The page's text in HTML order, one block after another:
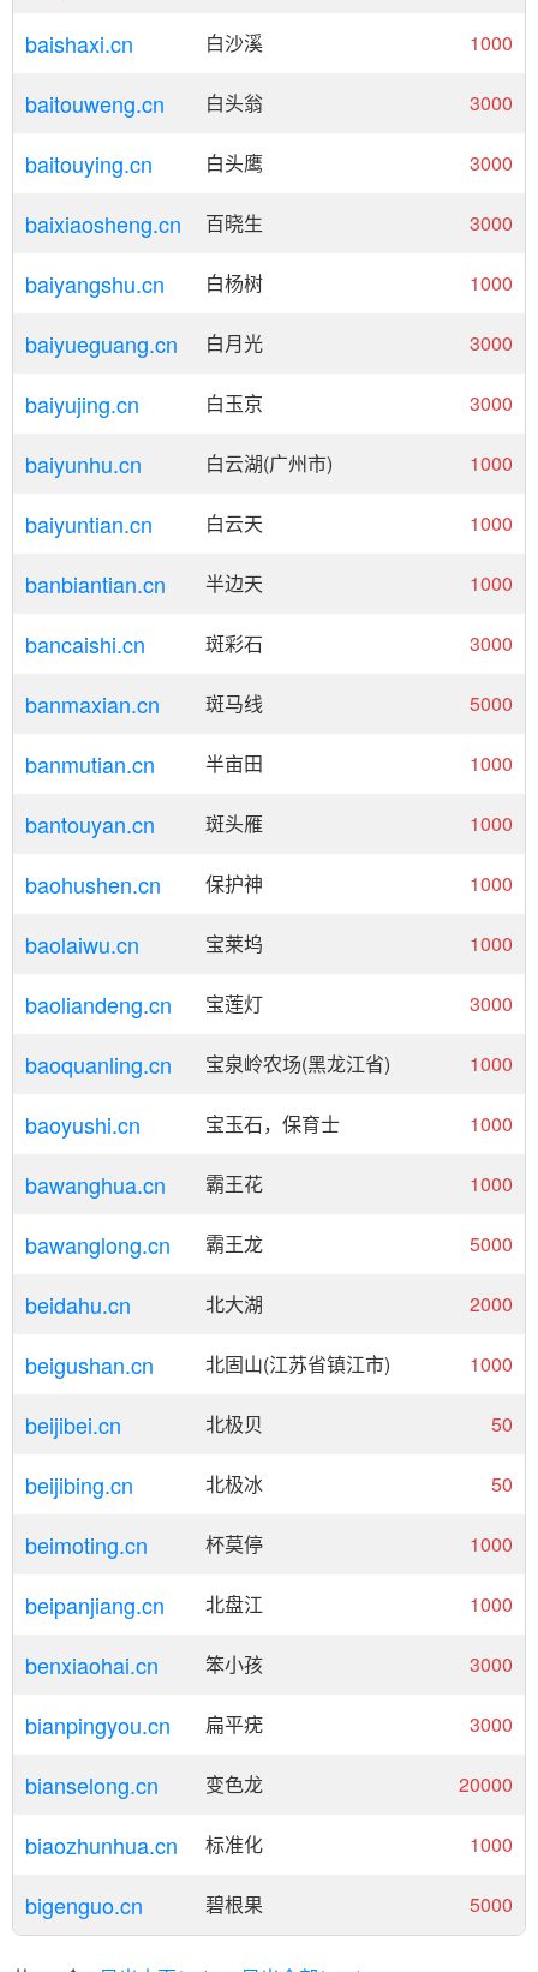
baishaxi.cn 白沙溪 1000
baitouweng.cn 白头翁 3000
baitouying.cn 白头鹰 3000
baixiaosheng.cn 百晓生 3000
baiyangshu.cn 白杨树 1000
baiyueguang.cn 白月光 3000
baiyujing.cn 白玉京 3000
baiyunhu.cn 白云湖(广州市) 1000
baiyuntian.cn 白云天 1000
banbiantian.cn 半边天 1000
bancaishi.cn 斑彩石 3000
banmaxian.cn 斑马线 5000
banmutian.cn 半亩田 1000
bantouyan.cn 斑头雁 1000
baohushen.cn 保护神 1000
baolaiwu.cn 宝莱坞 1000
baoliandeng.cn 宝莲灯 3000
baoquanling.cn 宝泉岭农场(黑龙江省) 1000
baoyushi.cn 宝玉石，保育士 1000
bawanghua.cn 霸王花 1000
bawanglong.cn 霸王龙 5000
beidahu.cn 北大湖 2000
beigushan.cn 北固山(江苏省镇江市) 1000
beijibei.cn 北极贝 50
beijibing.cn 北极冰 50
beimoting.cn 杯莫停 1000
beipanjiang.cn 北盘江 1000
benxiaohai.cn 笨小孩 3000
bianpingyou.cn 扁平疣 3000
bianselong.cn 变色龙 20000
biaozhunhua.cn 标准化 1000
bigenguo.cn 碧根果 5000